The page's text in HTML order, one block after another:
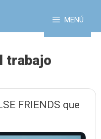
MENÚ
trabajo
FRIENDS que